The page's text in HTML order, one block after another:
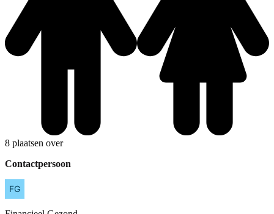
8 plaatsen over
Contactpersoon